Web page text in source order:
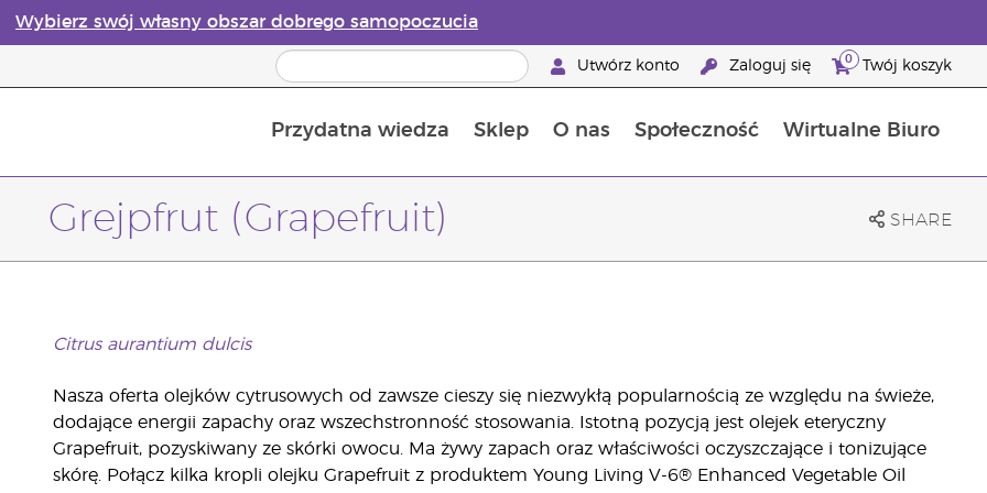
Wybierz swój własny obszar dobrego samopoczucia
Utwórz konto Zaloguj się 0 Twój koszyk
Przydatna wiedza Sklep O nas Społeczność Wirtualne Biuro
Grejpfrut (Grapefruit) SHARE
Citrus aurantium dulcis
Nasza oferta olejków cytrusowych od zawsze cieszy się niezwykłą popularnością ze względu na świeże,
dodające energii zapachy oraz wszechstronność stosowania. Istotną pozycją jest olejek eteryczny
Grapefruit, pozyskiwany ze skórki owocu. Ma żywy zapach oraz właściwości oczyszczające i tonizujące
skórę. Połącz kilka kropli olejku Grapefruit z produktem Young Living V-6® Enhanced Vegetable Oil